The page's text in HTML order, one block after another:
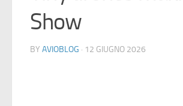
Show
BY AVIOBLOG · 12 GIUGNO 2026